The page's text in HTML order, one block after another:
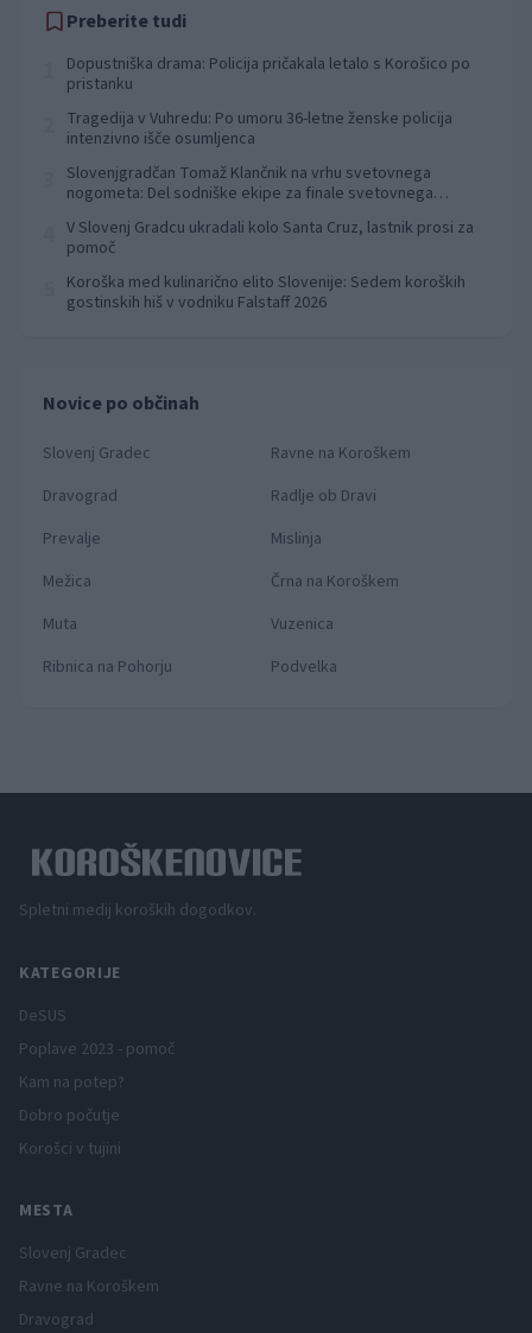
Preberite tudi
Dopustniška drama: Policija pričakala letalo s Korošico po
pristanku
Tragedija v Vuhredu: Po umoru 36-letne ženske policija
intenzivno išče osumljenca
Slovenjgradčan Tomaž Klančnik na vrhu svetovnega
nogometa: Del sodniške ekipe za finale svetovnega
V Slovenj Gradcu ukradali kolo Santa Cruz, lastnik prosi za
pomoč
Koroška med kulinarično elito Slovenije: Sedem koroških
gostinskih hiš v vodniku Falstaff 2026
Novice po občinah
Slovenj Gradec
Ravne na Koroškem
Dravograd
Radlje ob Dravi
Prevalje
Mislinja
Mežica
Črna na Koroškem
Muta
Vuzenica
Ribnica na Pohorju
Podvelka
Spletni medij koroških dogodkov.
KATEGORIJE
DeSUS
Poplave 2023 - pomoč
Kam na potep?
Dobro počutje
Korošci v tujini
MESTA
Slovenj Gradec
Ravne na Koroškem
Dravograd